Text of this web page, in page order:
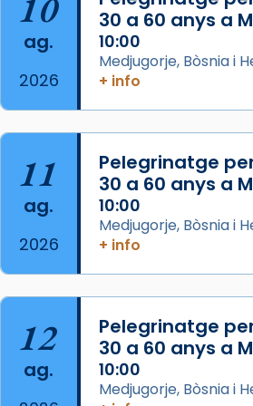
missa d’acció de gràcies
comitè organitzador de la
del Sant Pare Lleó XIV a
col·laboradors, a la
L’arquebisbe de
Josep Omella, ha presidit la
concelebrat el bisbe
Mons. David Abadías.
📸 Dr. G. Simón
Photo
View on Facebook · Share
Arquebisbat de
2 weeks ago
Memòria de les santes
Semproniana, verges i
ag.
2026
30 a 60 anys a
10:00
Medjugorje, Bòsnia i
+ info
11
ag.
2026
Pelegrinatge
30 a 60 anys a
10:00
Medjugorje, Bòsnia i
+ info
12
ag.
Pelegrinatge
30 a 60 anys a
10:00
Medjugorje, Bòsnia i